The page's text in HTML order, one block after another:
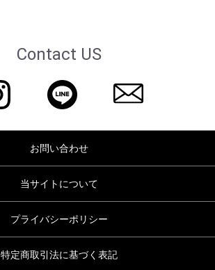
Contact US
お問い合わせ
当サイトについて
プライバシーポリシー
特定商取引法に基づく表記